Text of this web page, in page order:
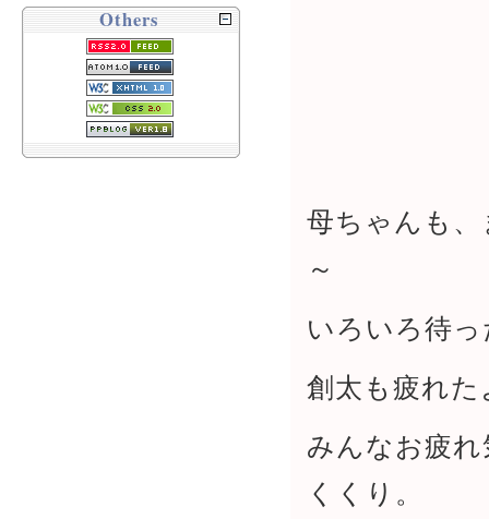
母ちゃんも
～
いろいろ待
創太も疲れ
みんなお疲
くくり。
Others